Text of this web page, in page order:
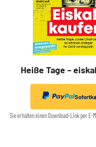
Heiße Tage –
Sie erhalten einen Download-Link per E-